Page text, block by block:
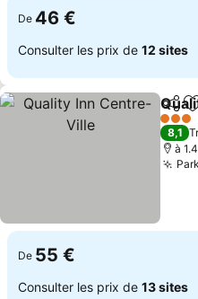
De 46 €
Consulter les prix de 12 sites
3
8,1
à
De 55 €
Consulter les prix de 13 sites